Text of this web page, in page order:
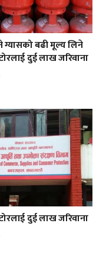
ग्यासको बढी मूल्य लिने
दुई लाख जरिवाना
दुई लाख जरिवाना